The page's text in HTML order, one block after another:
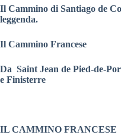
Il Cammino di Santiago de
leggenda.
Il Cammino Francese
Da Saint Jean de Pied-de-
e Finisterre
IL CAMMINO FRANCESE